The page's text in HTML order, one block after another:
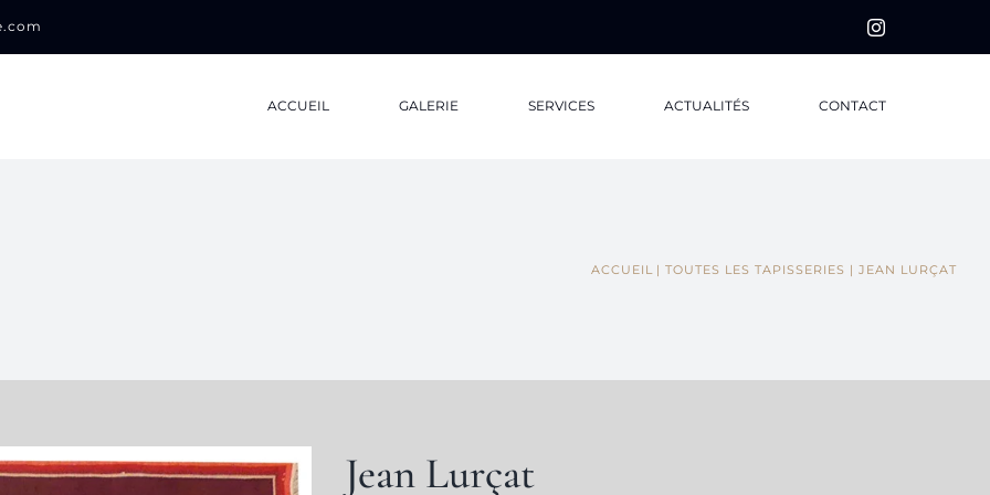
Instagram
ACCUEIL GALERIE SERVICES ACTUALITÉS CONTACT
ACCUEIL TOUTES LES TAPISSERIES JEAN LURÇAT
Jean Lurçat